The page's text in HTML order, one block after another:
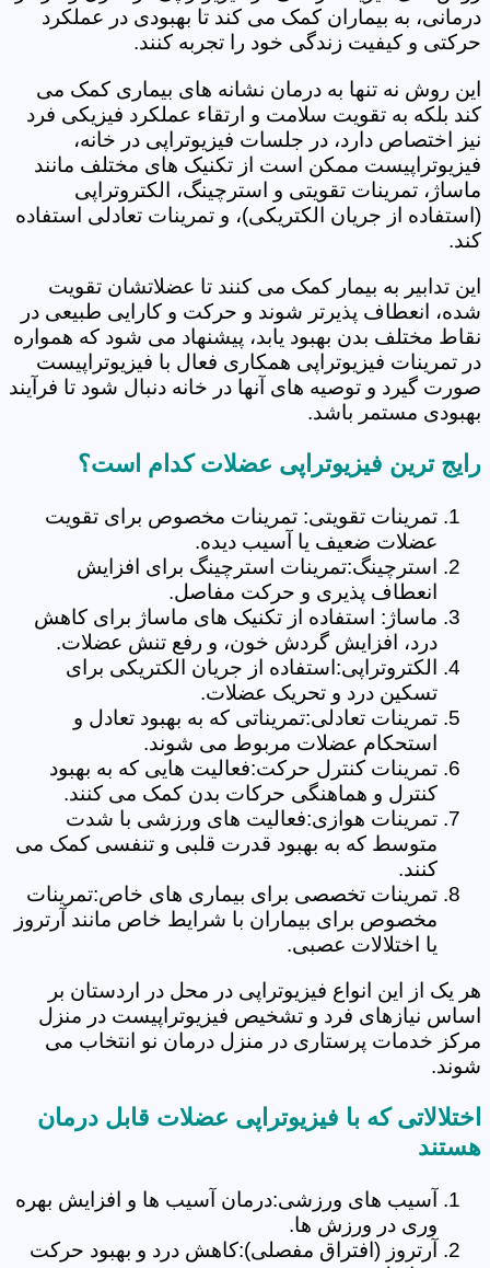
درمانی، به بیماران کمک می کند تا بهبودی در عملکرد
حرکتی و کیفیت زندگی خود را تجربه کنند.
این روش نه تنها به درمان نشانه های بیماری کمک می
کند بلکه به تقویت سلامت و ارتقاء عملکرد فیزیکی فرد
نیز اختصاص دارد، در جلسات فیزیوتراپی در خانه،
فیزیوتراپیست ممکن است از تکنیک های مختلف مانند
ماساژ، تمرینات تقویتی و استرچینگ، الکتروتراپی
(استفاده از جریان الکتریکی)، و تمرینات تعادلی استفاده
کند.
این تدابیر به بیمار کمک می کنند تا عضلاتشان تقویت
شده، انعطاف پذیرتر شوند و حرکت و کارایی طبیعی در
نقاط مختلف بدن بهبود یابد، پیشنهاد می شود که همواره
در تمرینات فیزیوتراپی همکاری فعال با فیزیوتراپیست
صورت گیرد و توصیه های آنها در خانه دنبال شود تا فرآیند
بهبودی مستمر باشد.
رایج ترین فیزیوتراپی عضلات کدام است؟
تمرینات تقویتی: تمرینات مخصوص برای تقویت
عضلات ضعیف یا آسیب دیده.
استرچینگ:تمرینات استرچینگ برای افزایش
انعطاف پذیری و حرکت مفاصل.
ماساژ: استفاده از تکنیک های ماساژ برای کاهش
درد، افزایش گردش خون، و رفع تنش عضلات.
الکتروتراپی:استفاده از جریان الکتریکی برای
تسکین درد و تحریک عضلات.
تمرینات تعادلی:تمریناتی که به بهبود تعادل و
استحکام عضلات مربوط می شوند.
تمرینات کنترل حرکت:فعالیت هایی که به بهبود
کنترل و هماهنگی حرکات بدن کمک می کنند.
تمرینات هوازی:فعالیت های ورزشی با شدت
متوسط که به بهبود قدرت قلبی و تنفسی کمک می
کنند.
تمرینات تخصصی برای بیماری های خاص:تمرینات
مخصوص برای بیماران با شرایط خاص مانند آرتروز
یا اختلالات عصبی.
هر یک از این انواع فیزیوتراپی در محل در اردستان بر
اساس نیازهای فرد و تشخیص فیزیوتراپیست در منزل
مرکز خدمات پرستاری در منزل درمان نو انتخاب می
شوند.
اختلالاتی که با فیزیوتراپی عضلات قابل درمان
هستند
آسیب های ورزشی:درمان آسیب ها و افزایش بهره
وری در ورزش ها.
آرتروز (افتراق مفصلی):کاهش درد و بهبود حرکت